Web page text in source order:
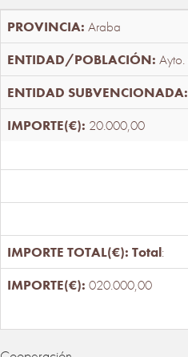
Araba
20.000,00
Total:
020.000,00